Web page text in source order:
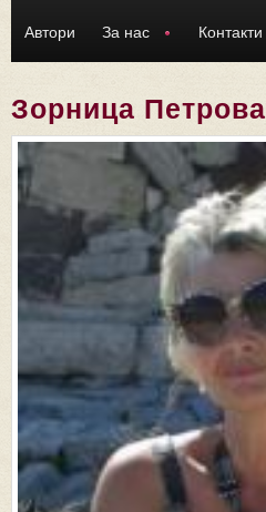
Автори За нас Контакти
Зорница Петрова